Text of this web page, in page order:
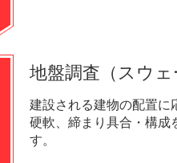
地盤調査（スウ
建設される建物の配置に
硬軟、締まり具合・構成
す。